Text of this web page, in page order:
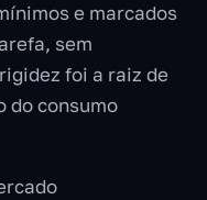
e marcados
sem
foi a raiz de
do consumo